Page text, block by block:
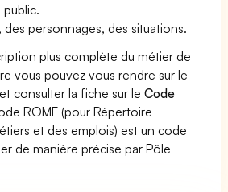
personnages, des situations.
plus complète du métier de
vous pouvez vous rendre sur le
consulter la fiche sur leCode
ROME (pour Répertoire
et des emplois) est un code
de manière précise par Pôle